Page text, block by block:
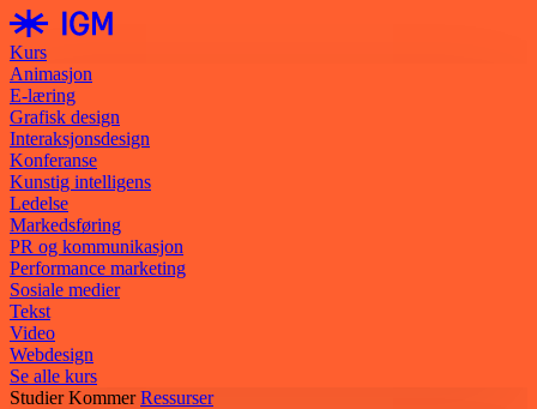
Kurs
Animasjon
E-læring
Grafisk design
Interaksjonsdesign
Konferanse
Kunstig intelligens
Ledelse
Markedsføring
PR og kommunikasjon
Performance marketing
Sosiale medier
Tekst
Video
Webdesign
Se alle kurs
StudierKommer Ressurser